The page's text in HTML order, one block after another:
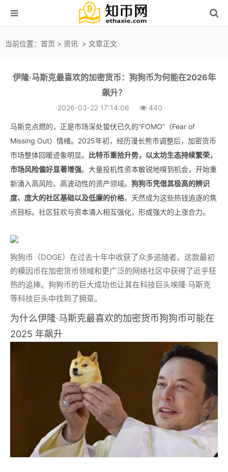
当前位置： 首页 > 资讯 > 文章正文
伊隆·马斯克最喜欢的加密货币：狗狗币为何能在2026年
飙升？
2026-03-22 17:14:06 440
马斯克点燃的，正是市场深处蛰伏已久的“FOMO”（Fear of
Missing Out）情绪。2025年初，经历漫长熊市调整后，加密货币
市场整体回暖迹象明显。
比特币重拾升势，以太坊生态持续繁荣，
市场风险偏好显著增强。大量投机性资本敏锐地嗅到机会，开始重
新涌入高风险、高波动性的资产领域。 狗狗币凭借其极高的辨识
度、庞大的社区基础以及低廉的价格，天然成为这些热钱追逐的焦
点目标。社区狂欢与资本涌入相互强化，形成强大的上涨合力。
狗狗币（DOGE）在过去十年中收获了众多追随者。这款最初
的模因币在加密货币领域和更广泛的网络社区中获得了近乎狂
热的追捧。狗狗币的巨大成功也让其在科技巨头埃隆·马斯克
等科技巨头中找到了拥趸。
为什么伊隆·马斯克最喜欢的加密货币狗狗币可能在
2025 年飙升